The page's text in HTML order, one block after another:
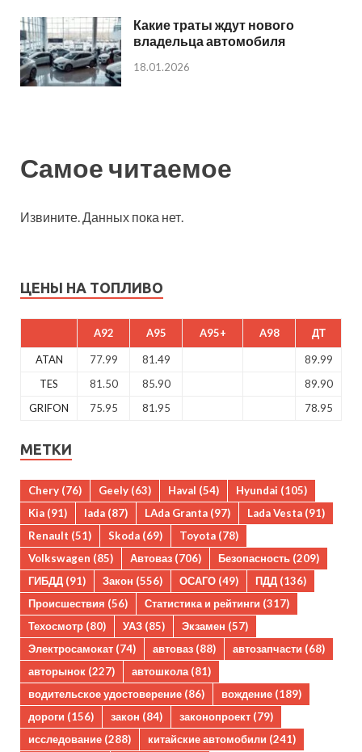
Какие траты ждут нового
владельца автомобиля
18.01.2026
Самое читаемое
Извините. Данных пока нет.
ЦЕНЫ НА ТОПЛИВО
A92 A95 A95+ A98 ДТ
ATAN 77.99 81.49
89.99
TES
81.50 85.90
89.90
GRIFON
75.95 81.95 78.95
МЕТКИ
Chery (76) Geely (63) Haval (54) Hyundai (105)
Kia (91) lada (87) LAda Granta (97) Lada Vesta (91)
Renault (51) Skoda (69) Toyota (78)
Volkswagen (85) Автоваз (706) Безопасность (209)
ГИБДД (91) Закон (556) ОСАГО (49) ПДД (136)
Происшествия (56) Статистика и рейтинги (317)
Техосмотр (80) УАЗ (85) Экзамен (57)
Электросамокат (74) автоваз (88) автозапчасти (68)
авторынок (227) автошкола(81)
водительское удостоверение (86) вождение (189)
дороги (156) закон (84) законопроект (79)
исследование (288) китайские автомобили (241)